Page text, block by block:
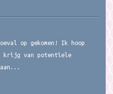
op gekomen! Ik hoop
krijg van potentiele